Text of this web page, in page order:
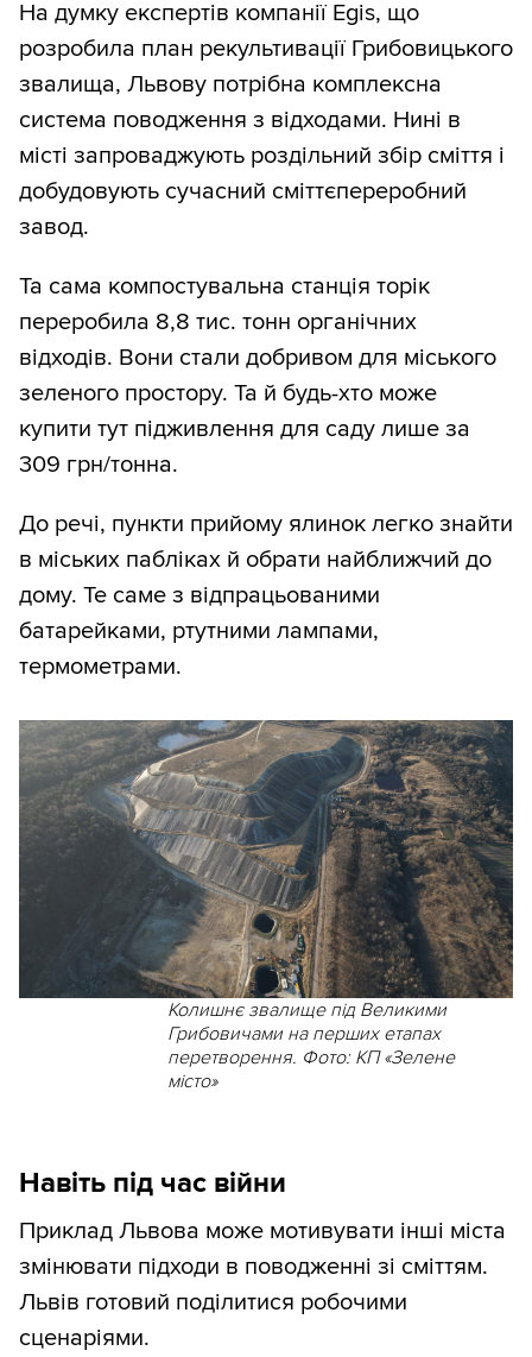
На думку експертів компанії Egis, що
розробила план рекультивації Грибовицького
звалища, Львову потрібна комплексна
система поводження з відходами. Нині в
місті запроваджують роздільний збір сміття і
добудовують сучасний сміттєпереробний
завод.
Та сама компостувальна станція торік
переробила 8,8 тис. тонн органічних
відходів. Вони стали добривом для міського
зеленого простору. Та й будь-хто може
купити тут підживлення для саду лише за
309 грн/тонна.
До речі, пункти прийому ялинок легко знайти
в міських пабліках й обрати найближчий до
дому. Те саме з відпрацьованими
батарейками, ртутними лампами,
термометрами.
Колишнє звалище під Великими
Грибовичами на перших етапах
перетворення. Фото: КП «Зелене
місто»
Навіть під час війни
Приклад Львова може мотивувати інші міста
змінювати підходи в поводженні зі сміттям.
Львів готовий поділитися робочими
сценаріями.